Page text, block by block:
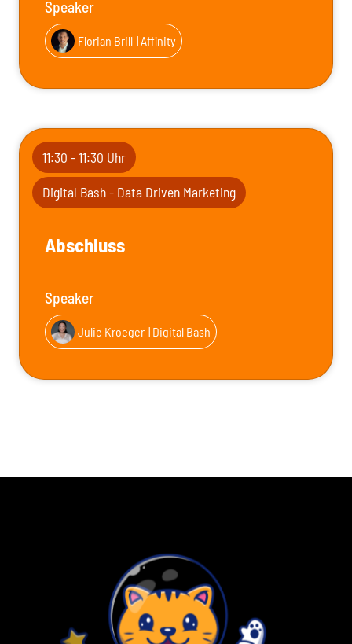
Speaker
Florian Brill | Affinity
11:30 - 11:30 Uhr
Digital Bash - Data Driven Marketing
Abschluss
Speaker
Julie Kroeger | Digital Bash